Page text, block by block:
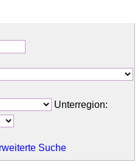
Unterregion:
Suche